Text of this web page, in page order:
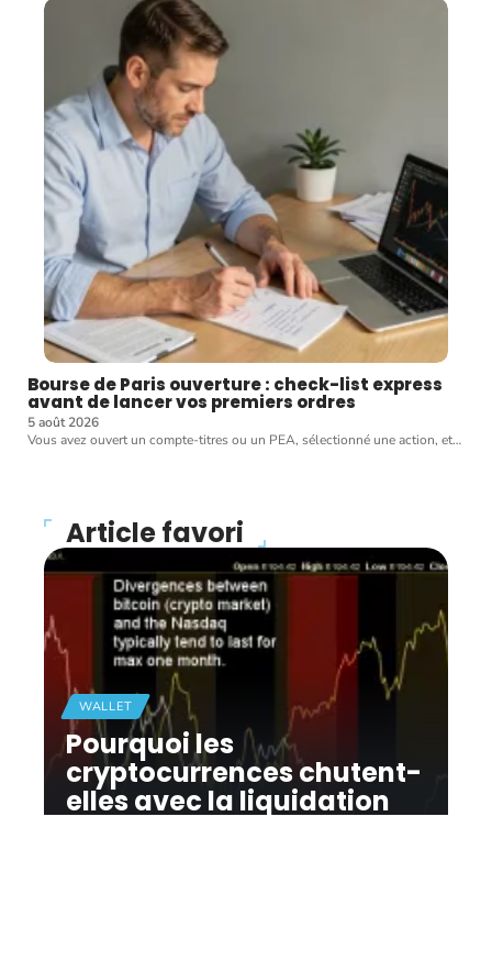
Bourse de Paris ouverture : check-list express
avant de lancer vos premiers ordres
5 août 2026
Vous avez ouvert un compte-titres ou un PEA, sélectionné une action, et…
Article favori
WALLET
Pourquoi les
cryptocurrences chutent-
elles avec la liquidation